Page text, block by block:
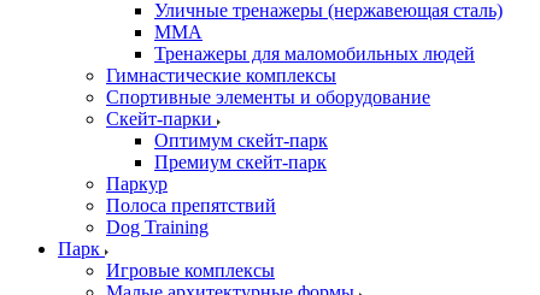
Уличные тренажеры (нержавеющая сталь)
ММА
Тренажеры для маломобильных людей
Гимнастические комплексы
Спортивные элементы и оборудование
Скейт-парки
Оптимум скейт-парк
Премиум скейт-парк
Паркур
Полоса препятствий
Dog Training
Парк
Игровые комплексы